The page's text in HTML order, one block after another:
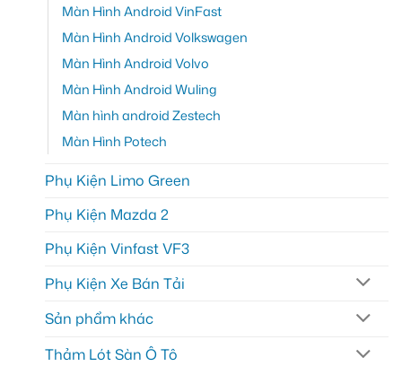
Màn Hình Android VinFast
Màn Hình Android Volkswagen
Màn Hình Android Volvo
Màn Hình Android Wuling
Màn hình android Zestech
Màn Hình Potech
Phụ Kiện Limo Green
Phụ Kiện Mazda 2
Phụ Kiện Vinfast VF3
Phụ Kiện Xe Bán Tải
Sản phẩm khác
Thảm Lót Sàn Ô Tô